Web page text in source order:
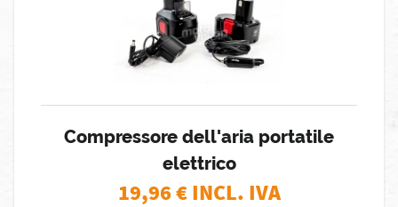
Compressore dell'aria portatile
elettrico
19,96€ INCL. IVA